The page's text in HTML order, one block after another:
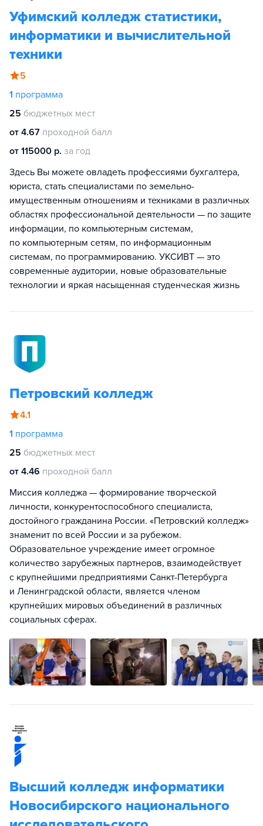
Уфимский колледж статистики,
информатики и вычислительной
техники
5
1 программа
25 бюджетных мест
от 4.67 проходной балл
от 115000 р. за год
Здесь Вы можете овладеть профессиями бухгалтера,
юриста, стать специалистами по земельно-
имущественным отношениям и техниками в различных
областях профессиональной деятельности — по защите
информации, по компьютерным системам,
по компьютерным сетям, по информационным
системам, по программированию. УКСИВТ — это
современные аудитории, новые образовательные
технологии и яркая насыщенная студенческая жизнь
Петровский колледж
4.1
1 программа
25 бюджетных мест
от 4.46 проходной балл
Миссия колледжа — формирование творческой
личности, конкурентоспособного специалиста,
достойного гражданина России. «Петровский колледж»
знаменит по всей России и за рубежом.
Образовательное учреждение имеет огромное
количество зарубежных партнеров, взаимодействует
с крупнейшими предприятиями Санкт-Петербурга
и Ленинградской области, является членом
крупнейших мировых объединений в различных
социальных сферах.
Высший колледж информатики
Новосибирского национального